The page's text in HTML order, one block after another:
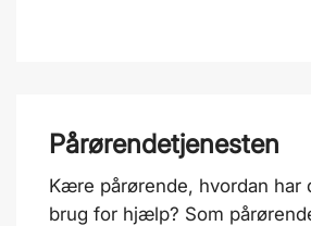
Pårørendetjenesten
Kære pårørende, hvordan har
brug for hjælp? Som